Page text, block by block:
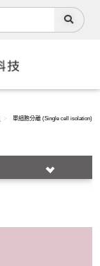
單細胞分離 (Single cell isolation)